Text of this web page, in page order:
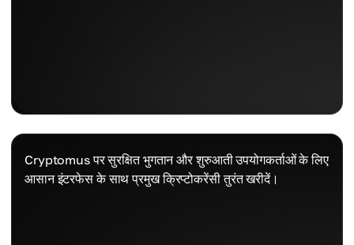
Cryptomus पर सुरक्षित भुगतान और शुरुआती उपयोगकर्ताओं के लिए
आसान इंटरफेस के साथ प्रमुख क्रिप्टोकरेंसी तुरंत खरीदें।